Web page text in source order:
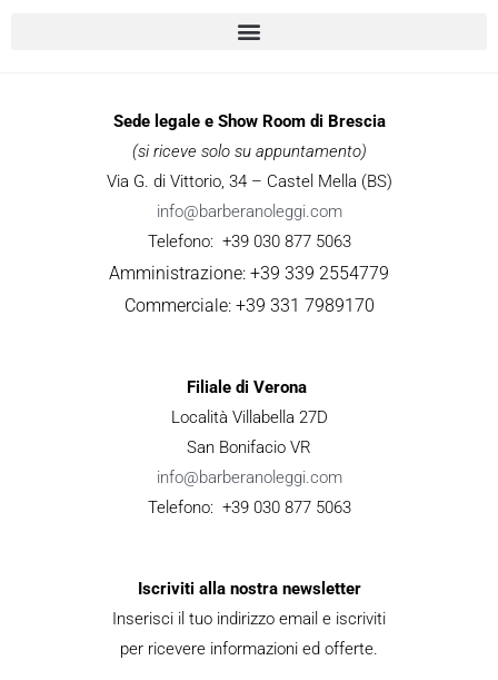
Sede legale e Show Room di Brescia
(si riceve solo su appuntamento)
Via G. di Vittorio, 34 – Castel Mella (BS)
info@barberanoleggi.com
Telefono: +39 030 877 5063
Amministrazione: +39 339 2554779
Commerciale: +39 331 7989170
Filiale di Verona
Località Villabella 27D
San Bonifacio VR
info@barberanoleggi.com
Telefono: +39 030 877 5063
Iscriviti alla nostra newsletter
Inserisci il tuo indirizzo email e iscriviti
per ricevere informazioni ed offerte.